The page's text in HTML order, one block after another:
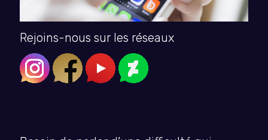
Rejoins-nous sur les réseaux